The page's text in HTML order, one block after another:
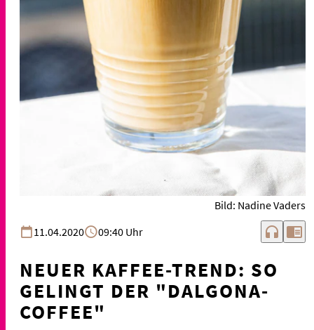
Bild: Nadine Vaders
11.04.2020
09:40 Uhr headphones chrome_reader_mode
NEUER KAFFEE-TREND: SO
GELINGT DER "DALGONA-
COFFEE"